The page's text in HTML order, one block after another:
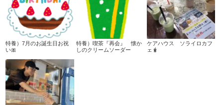
特養）7月のお誕生日お祝
い🎀
特養）喫茶『再会』 懐か
しのクリームソーダー
ケアハウス ソライロカフ
ェ🧋